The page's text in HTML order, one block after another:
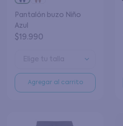
Pantalón buzo Niño
Azul
$19.990
Agregar al carrito